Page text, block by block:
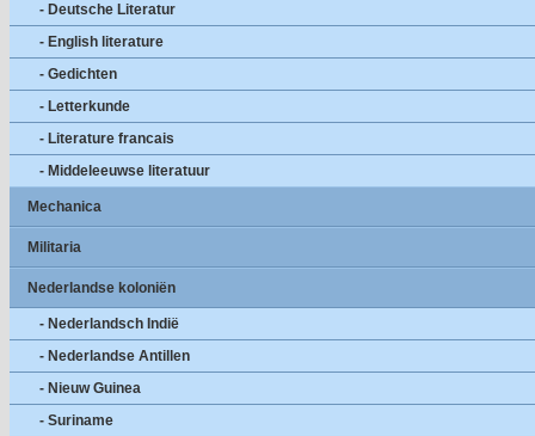
- Deutsche Literatur
- English literature
- Gedichten
- Letterkunde
- Literature francais
- Middeleeuwse literatuur
Mechanica
Militaria
Nederlandse koloniën
- Nederlandsch Indië
- Nederlandse Antillen
- Nieuw Guinea
- Suriname